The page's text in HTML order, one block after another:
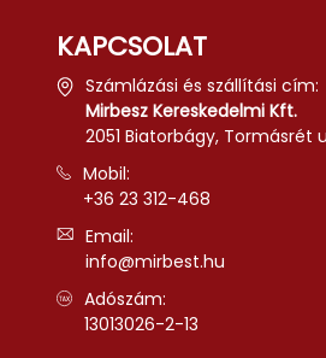
KAPCSOLAT
Számlázási és szállítási cím:
Mirbesz Kereskedelmi Kft.
2051 Biatorbágy, Tormásrét
Mobil:
+36 23 312-468
Email:
info@mirbest.hu
Adószám:
13013026-2-13